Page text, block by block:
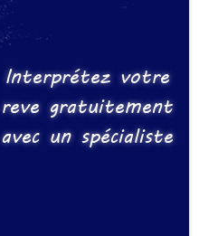
Interprétez votre
reve gratuitement
avec un spécialiste